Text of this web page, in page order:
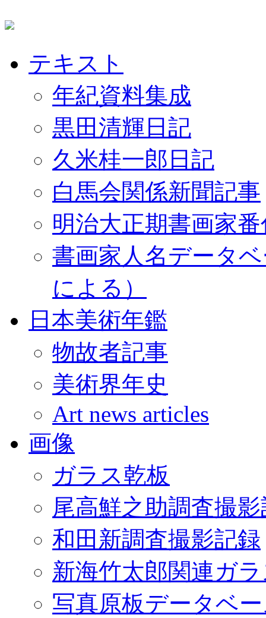
テキスト
年紀資料集成
黒田清輝日記
久米桂一郎日記
白馬会関係新聞記事
明治大正期書画家
書画家人名データ
による）
日本美術年鑑
物故者記事
美術界年史
Art news articles
画像
ガラス乾板
尾高鮮之助調査撮
和田新調査撮影記録
新海竹太郎関連ガ
写真原板データベ